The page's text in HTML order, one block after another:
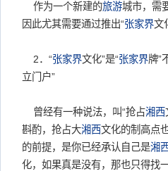
作为一个新建的旅游城市，需
因此尤其需要通过推出“张家界文
2．“张家界文化”是“张家界牌”
立门户”
曾经有一种说法，叫“抢占湘西
斟酌，抢占大湘西文化的制高点
的前提，是你已经承认自己是湘
化，如果真是没有，那也只得找